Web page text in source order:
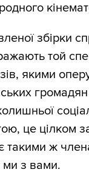
збірки
той
якими
це цілком
такими ж
ми з вами.